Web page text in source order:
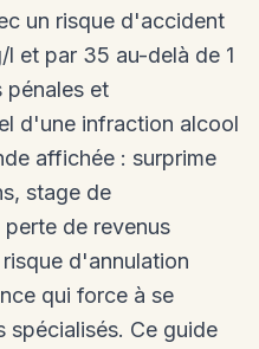
un risque d'accident
et par 35 au-delà de 1
pénales et
d'une infraction alcool
affichée : surprime
stage de
de revenus
d'annulation
qui force à se
spécialisés. Ce guide